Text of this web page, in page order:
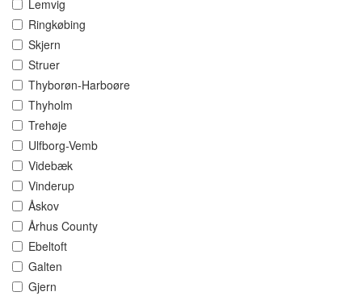
Lemvig
Ringkøbing
Skjern
Struer
Thyborøn-Harboøre
Thyholm
Trehøje
Ulfborg-Vemb
Videbæk
Vinderup
Åskov
Århus County
Ebeltoft
Galten
Gjern